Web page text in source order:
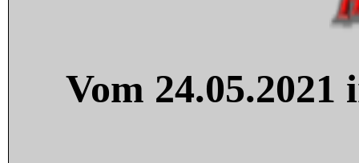
Vom